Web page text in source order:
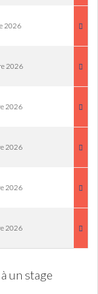
2026
2026
2026
2026
2026
2026
un stage